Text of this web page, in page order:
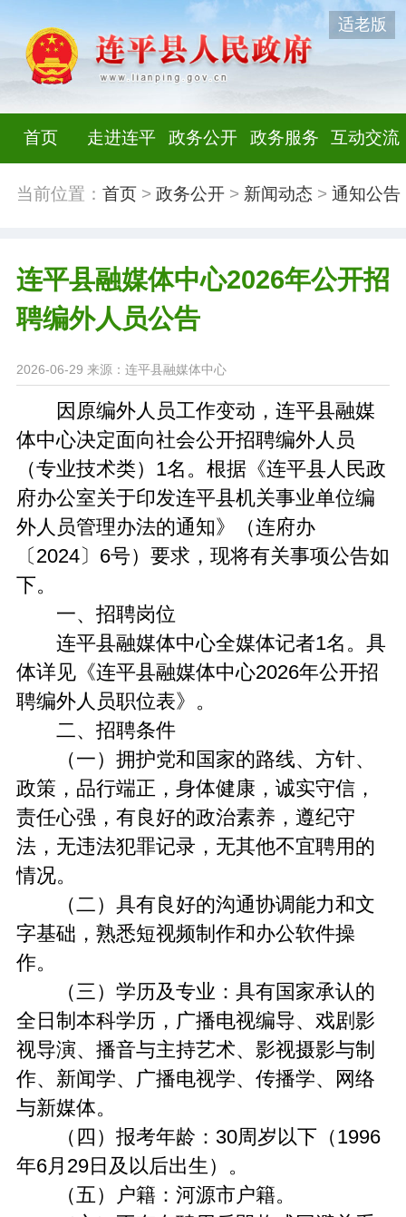
适老版
首页 走进连平 政务公开 政务服务 互动交流
当前位置： 首页> 政务公开> 新闻动态 > 通知公告
连平县融媒体中心2026年公开招
聘编外人员公告
2026-06-29 来源：连平县融媒体中心
因原编外人员工作变动，连平县融媒
体中心决定面向社会公开招聘编外人员
（专业技术类）1名。根据《连平县人民政
府办公室关于印发连平县机关事业单位编
外人员管理办法的通知》（连府办
〔2024〕6号）要求，现将有关事项公告如
下。
一、招聘岗位
连平县融媒体中心全媒体记者1名。具
体详见《连平县融媒体中心2026年公开招
聘编外人员职位表》。
二、招聘条件
（一）拥护党和国家的路线、方针、
政策，品行端正，身体健康，诚实守信，
责任心强，有良好的政治素养，遵纪守
法，无违法犯罪记录，无其他不宜聘用的
情况。
（二）具有良好的沟通协调能力和文
字基础，熟悉短视频制作和办公软件操
作。
（三）学历及专业：具有国家承认的
全日制本科学历，广播电视编导、戏剧影
视导演、播音与主持艺术、影视摄影与制
作、新闻学、广播电视学、传播学、网络
与新媒体。
（四）报考年龄：30周岁以下（1996
年6月29日及以后出生）。
（五）户籍：河源市户籍。